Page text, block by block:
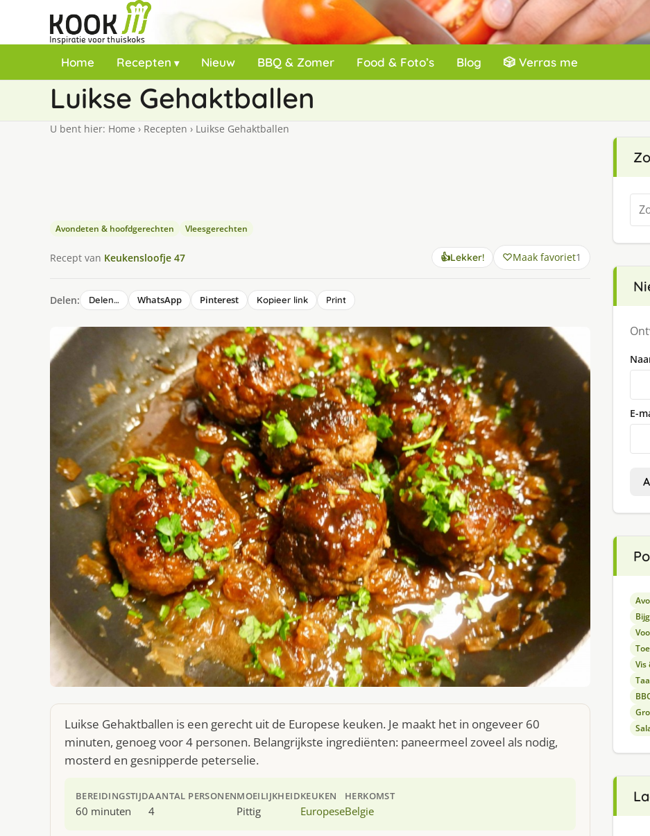
Home Recepten Nieuw BBQ & Zomer Food & Foto’s Blog 🎲 Verras me
Luikse Gehaktballen
U bent hier: Home › Recepten › Luikse Gehaktballen
Avondeten & hoofdgerechten Vleesgerechten
Recept van Keukensloofje 47 👍Lekker! Maak favoriet1
Delen: Delen… WhatsApp Pinterest Kopieer link Print
Luikse Gehaktballen is een gerecht uit de Europese keuken. Je maakt het in ongeveer 60
minuten, genoeg voor 4 personen. Belangrijkste ingrediënten: paneermeel zoveel als nodig,
mosterd en gesnipperde peterselie.
BEREIDINGSTIJD
60 minuten
AANTAL PERSONEN
4
MOEILIJKHEID
Pittig
KEUKEN
Europese
HERKOMST
Belgie
E-
Vis